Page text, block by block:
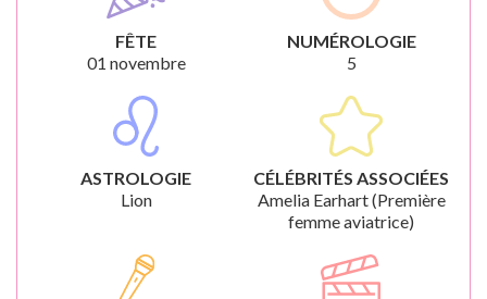
FÊTE
01 novembre
NUMÉROLOGIE
5
ASTROLOGIE
Lion
CÉLÉBRITÉS ASSOCIÉES
Amelia Earhart (Première
femme aviatrice)